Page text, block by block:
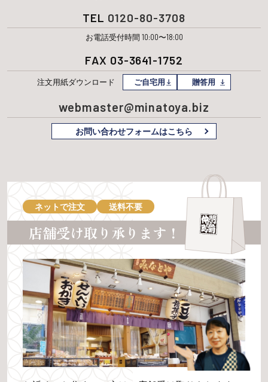
TEL 0120-80-3708
お電話受付時間 10:00〜18:00
FAX 03-3641-1752
注文用紙ダウンロード ご自宅用 贈答用
webmaster@minatoya.biz
お問い合わせフォームはこちら
ネットで注文 送料不要
店舗受け取り承ります！